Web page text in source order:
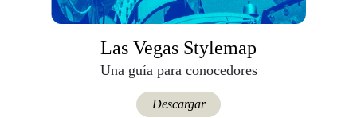
Las Vegas Stylemap
Una guía para conocedores
Descargar